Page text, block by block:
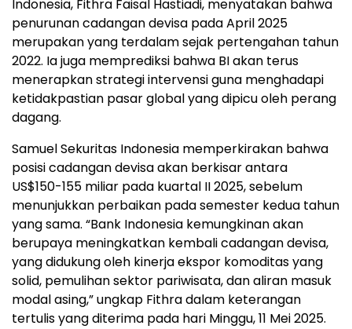
Indonesia, Fithra Faisal Hastiadi, menyatakan bahwa
penurunan cadangan devisa pada April 2025
merupakan yang terdalam sejak pertengahan tahun
2022. Ia juga memprediksi bahwa BI akan terus
menerapkan strategi intervensi guna menghadapi
ketidakpastian pasar global yang dipicu oleh perang
dagang.
Samuel Sekuritas Indonesia memperkirakan bahwa
posisi cadangan devisa akan berkisar antara
US$150-155 miliar pada kuartal II 2025, sebelum
menunjukkan perbaikan pada semester kedua tahun
yang sama. “Bank Indonesia kemungkinan akan
berupaya meningkatkan kembali cadangan devisa,
yang didukung oleh kinerja ekspor komoditas yang
solid, pemulihan sektor pariwisata, dan aliran masuk
modal asing,” ungkap Fithra dalam keterangan
tertulis yang diterima pada hari Minggu, 11 Mei 2025.